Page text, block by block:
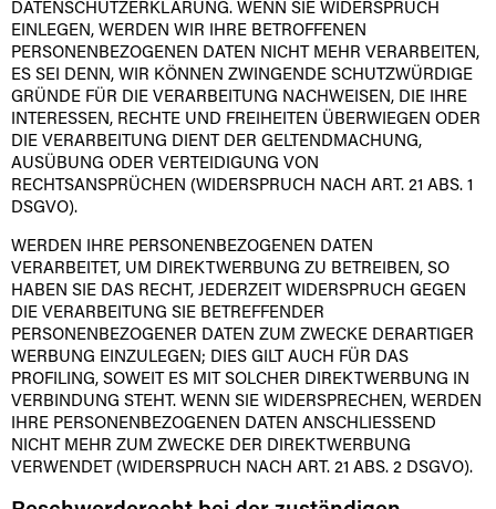
DATENSCHUTZERKLÄRUNG. WENN SIE WIDERSPRUCH
EINLEGEN, WERDEN WIR IHRE BETROFFENEN
PERSONENBEZOGENEN DATEN NICHT MEHR VERARBEITEN,
ES SEI DENN, WIR KÖNNEN ZWINGENDE SCHUTZWÜRDIGE
GRÜNDE FÜR DIE VERARBEITUNG NACHWEISEN, DIE IHRE
INTERESSEN, RECHTE UND FREIHEITEN ÜBERWIEGEN ODER
DIE VERARBEITUNG DIENT DER GELTENDMACHUNG,
AUSÜBUNG ODER VERTEIDIGUNG VON
RECHTSANSPRÜCHEN (WIDERSPRUCH NACH ART. 21 ABS. 1
DSGVO).
WERDEN IHRE PERSONENBEZOGENEN DATEN
VERARBEITET, UM DIREKTWERBUNG ZU BETREIBEN, SO
HABEN SIE DAS RECHT, JEDERZEIT WIDERSPRUCH GEGEN
DIE VERARBEITUNG SIE BETREFFENDER
PERSONENBEZOGENER DATEN ZUM ZWECKE DERARTIGER
WERBUNG EINZULEGEN; DIES GILT AUCH FÜR DAS
PROFILING, SOWEIT ES MIT SOLCHER DIREKTWERBUNG IN
VERBINDUNG STEHT. WENN SIE WIDERSPRECHEN, WERDEN
IHRE PERSONENBEZOGENEN DATEN ANSCHLIESSEND
NICHT MEHR ZUM ZWECKE DER DIREKTWERBUNG
VERWENDET (WIDERSPRUCH NACH ART. 21 ABS. 2 DSGVO).